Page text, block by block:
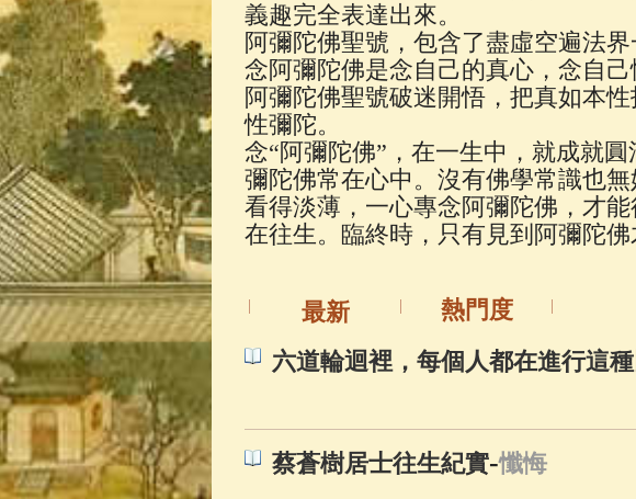
義趣完全表達出來。
阿彌陀佛聖號，包含了盡虛空遍法
念阿彌陀佛是念自己的真心，念自
阿彌陀佛聖號破迷開悟，把真如本
性彌陀。
念“阿彌陀佛”，在一生中，就成就
彌陀佛常在心中。沒有佛學常識也
看得淡薄，一心專念阿彌陀佛，才
在往生。臨終時，只有見到阿彌陀
最新
熱門度
六道輪迴裡，每個人都在進行這
蔡蒼樹居士往生紀實-懺悔